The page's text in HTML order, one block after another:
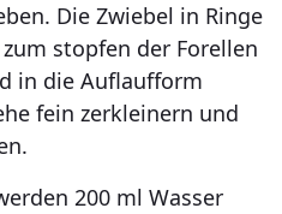
Die Zwiebel in Ringe
stopfen der Forellen
in die Auflaufform
fein zerkleinern und
200 ml Wasser